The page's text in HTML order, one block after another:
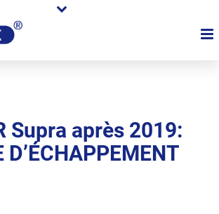
Supra après 2019:
D’ÉCHAPPEMENT